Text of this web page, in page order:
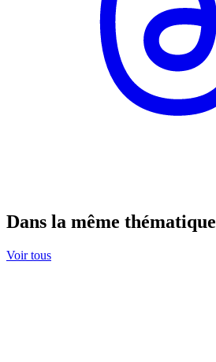
Dans la même thématique
Voir tous